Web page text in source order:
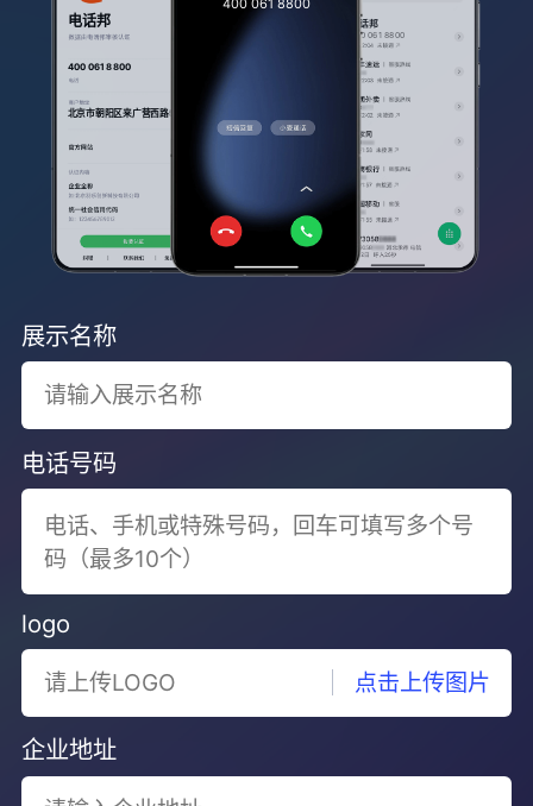
电话邦
400 061 8800
400 061 8800
电话邦
400 061 8800
展示名称
电话号码
logo
点击上传图片
企业地址